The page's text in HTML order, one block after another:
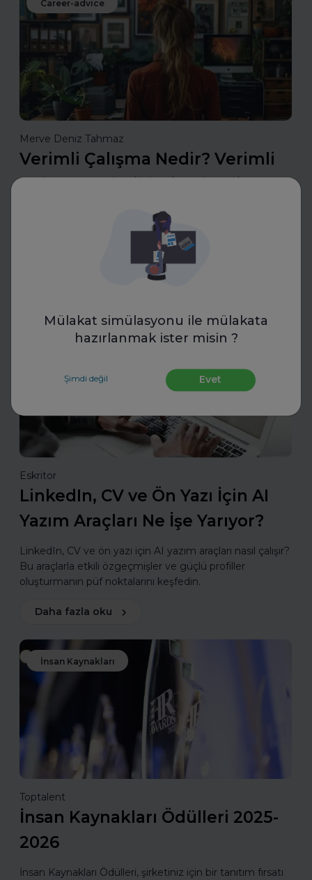
Mülakat simülasyonu ile mülakata
hazırlanmak ister misin ?
Şimdi değil Evet
Career-advice
Merve Deniz Tahmaz
Verimli Çalışma Nedir? Verimli
Çalışma Teknikleri Nelerdir?
Verimli çalışma teknikleri, zamanı etkili kullanarak
odaklanmayı artıran ve üretkenliği maksimize eden
yöntemler sunar. Planlama, önceliklendirme ve dikkat
yönetimiyle daha az zamanda daha fazlasını b
CV Hazırla
Eskritor
LinkedIn, CV ve Ön Yazı İçin AI
Yazım Araçları Ne İşe Yarıyor?
LinkedIn, CV ve ön yazı için AI yazım araçları nasıl çalışır?
Bu araçlarla etkili özgeçmişler ve güçlü profiller
oluşturmanın püf noktalarını keşfedin.
Daha fazla oku
İnsan Kaynakları
Toptalent
İnsan Kaynakları Ödülleri 2025-
2026
İnsan Kaynakları Ödülleri, şirketiniz için bir tanıtım fırsatı